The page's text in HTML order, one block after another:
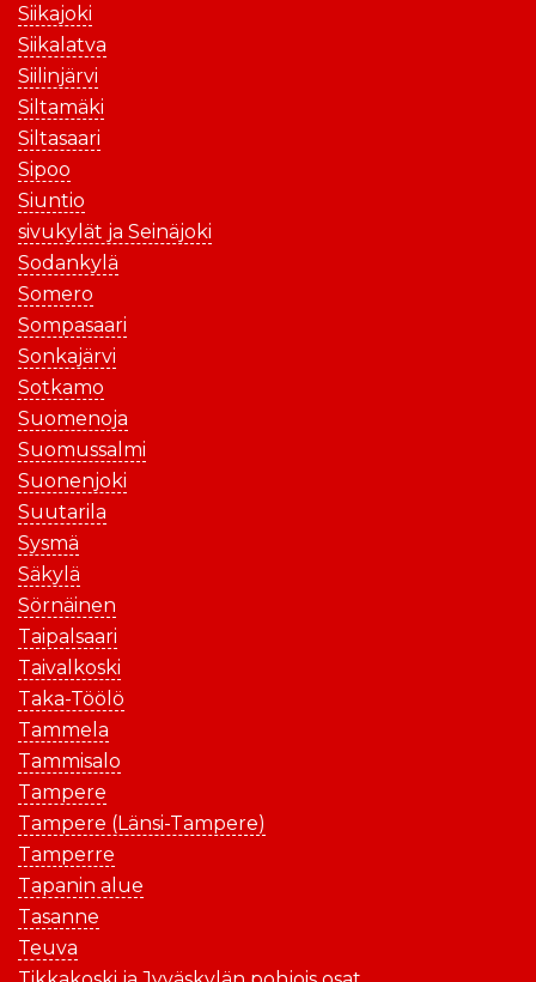
Siikajoki
Siikalatva
Siilinjärvi
Siltamäki
Siltasaari
Sipoo
Siuntio
sivukylät ja Seinäjoki
Sodankylä
Somero
Sompasaari
Sonkajärvi
Sotkamo
Suomenoja
Suomussalmi
Suonenjoki
Suutarila
Sysmä
Säkylä
Sörnäinen
Taipalsaari
Taivalkoski
Taka-Töölö
Tammela
Tammisalo
Tampere
Tampere (Länsi-Tampere)
Tamperre
Tapanin alue
Tasanne
Teuva